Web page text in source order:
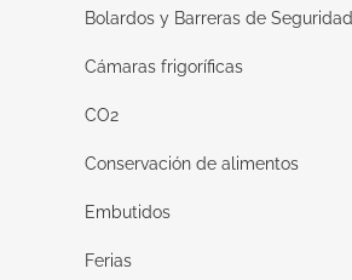
Bolardos y Barreras de Seguridad
Cámaras frigoríficas
CO2
Conservación de alimentos
Embutidos
Ferias